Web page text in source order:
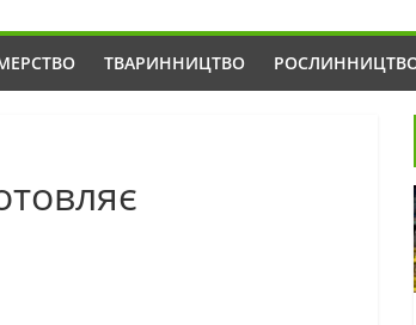
ТВАРИННИЦТВО